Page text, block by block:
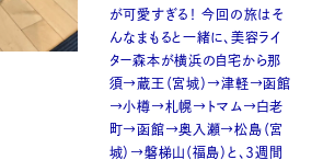
が可愛すぎる！ 今回の旅はそ
んなまもると一緒に、美容ライ
ター森本が横浜の自宅から那
須→蔵王（宮城）→津軽→函館
→小樽→札幌→トマム→白老
町→函館→奥入瀬→松島（宮
城）→磐梯山（福島）と、３週間